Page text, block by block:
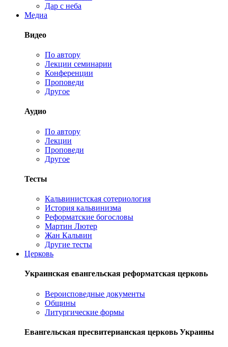
Дар с неба
Медиа
Видео
По автору
Лекции семинарии
Конференции
Проповеди
Другое
Аудио
По автору
Лекции
Проповеди
Другое
Тесты
Кальвинистская сотериология
История кальвинизма
Реформатские богословы
Мартин Лютер
Жан Кальвин
Другие тесты
Церковь
Украинская евангельская реформатская церковь
Вероисповедные документы
Общины
Литургические формы
Евангельская пресвитерианская церковь Украины